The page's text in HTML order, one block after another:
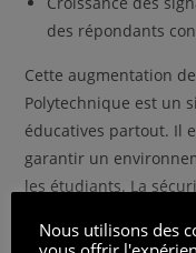
des répondants
Cette augmentation
Polytechnique est un
éducatives partout. Il
garantir un
les étudiants. La
pour préserver non
Nous utilisons des